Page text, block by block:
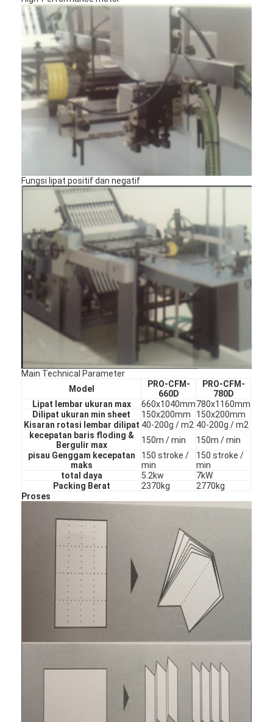
Tentang kami
Tur Pabrik
Kontrol kualitas
Hubungi kami
Berita
Laser cutting mesin
Memotong baja aturan
Die Cutting Consumables
mati peralatan pemotongan
Mesin Auto Bender
mesin laminating industri
Buku membuat mesin
Mesin Kemasan otomatis
Otomatis Mesin Percetakan
Posting Tekan Peralatan
Pra Tekan Peralatan
Perlengkapan lainnya
Mesin laser menandai
Paper Bag Forming Machine
Mesin pengemasan otomatis
Fungsi lipat positif dan negatif
Main Technical Parameter
Model
PRO-CFM-
660D
PRO-CFM-
780D
Lipat lembar ukuran max
660x1040mm780x1160mm
Dilipat ukuran min sheet
150x200mm
150x200mm
Kisaran rotasi lembar dilipat 40-200g / m2 40-200g / m2
kecepatan baris floding &
Bergulir max
150m / min
150m / min
pisau Genggam kecepatan
maks
150 stroke /
min
150 stroke /
min
total daya
5.2kw
7kW
Packing Berat
2370kg
2770kg
Proses